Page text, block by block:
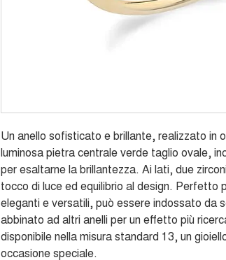
Un anello sofisticato e brillante, realizzato in
luminosa pietra centrale verde taglio ovale,
per esaltarne la brillantezza. Ai lati, due
tocco di luce ed equilibrio al design. Perfetto
eleganti e versatili, può essere indossato da
abbinato ad altri anelli per un effetto più
disponibile nella misura standard 13, un
occasione speciale.